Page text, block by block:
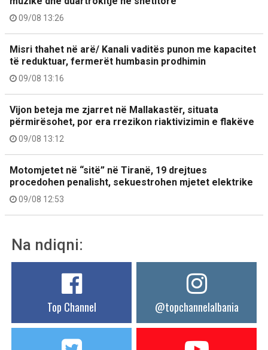
09/08 13:26
Misri thahet në arë/ Kanali vaditës punon me kapacitet
të reduktuar, fermerët humbasin prodhimin
09/08 13:16
Vijon beteja me zjarret në Mallakastër, situata
përmirësohet, por era rrezikon riaktivizimin e flakëve
09/08 13:12
Motomjetet në “sitë” në Tiranë, 19 drejtues
procedohen penalisht, sekuestrohen mjetet elektrike
09/08 12:53
Na ndiqni:
Top Channel @topchannelalbania